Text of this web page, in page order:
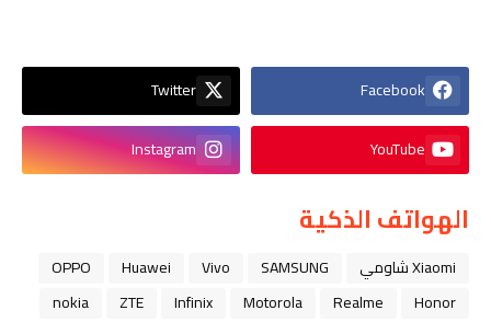
Facebook
Twitter
YouTube
Instagram
الهواتف الذكية
Xiaomi شاومي SAMSUNG
Vivo
Huawei
OPPO
Honor
Realme
Motorola
Infinix
ZTE
nokia